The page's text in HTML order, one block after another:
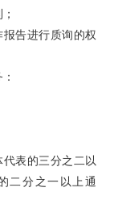
报告进行质询的权
表的三分之二以
二分之一以上通